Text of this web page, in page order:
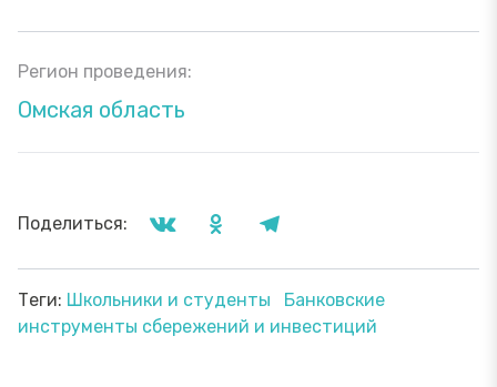
Регион проведения:
Омская область
Поделиться:
Теги: Школьники и студенты
Банковские
инструменты сбережений и инвестиций